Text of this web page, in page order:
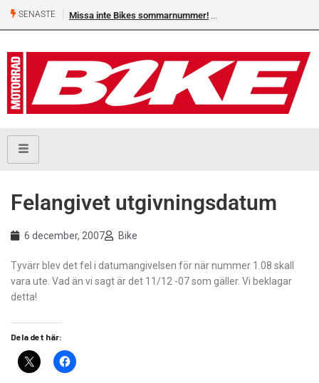
SENASTE Missa inte Bikes sommarnummer!
Felangivet utgivningsdatum
6 december, 2007 Bike
Tyvärr blev det fel i datumangivelsen för när nummer 1.08 skall
vara ute. Vad än vi sagt är det 11/12 -07 som gäller. Vi beklagar
detta!
Dela det här: